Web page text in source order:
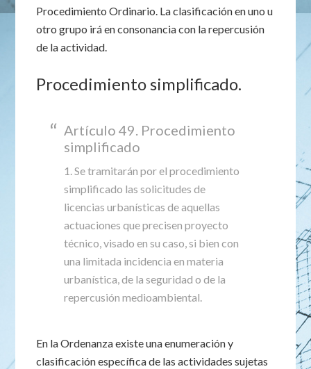
Procedimiento Ordinario. La clasificación en uno u
otro grupo irá en consonancia con la repercusión
de la actividad.
Procedimiento simplificado.
Artículo 49. Procedimiento
simplificado
1. Se tramitarán por el procedimiento
simplificado las solicitudes de
licencias urbanísticas de aquellas
actuaciones que precisen proyecto
técnico, visado en su caso, si bien con
una limitada incidencia en materia
urbanística, de la seguridad o de la
repercusión medioambiental.
En la Ordenanza existe una enumeración y
clasificación específica de las actividades sujetas